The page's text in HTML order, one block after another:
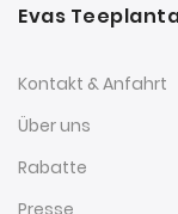
Evas
Kontakt & Anfahrt
Über uns
Rabatte
Presse